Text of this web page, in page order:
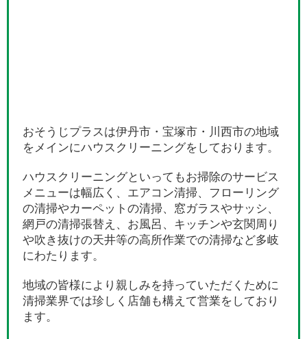
おそうじプラスは伊丹市・宝塚市・川西市の地域
をメインにハウスクリーニングをしております。
ハウスクリーニングといってもお掃除のサービス
メニューは幅広く、エアコン清掃、フローリング
の清掃やカーペットの清掃、窓ガラスやサッシ、
網戸の清掃張替え、お風呂、キッチンや玄関周り
や吹き抜けの天井等の高所作業での清掃など多岐
にわたります。
地域の皆様により親しみを持っていただくために
清掃業界では珍しく店舗も構えて営業をしており
ます。